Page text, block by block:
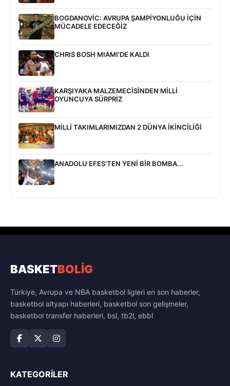
BOGDANOVİC: AVRUPA ŞAMPİYONLUĞU İÇİN
MÜCADELE EDECEĞİZ
CHRIS BOSH MIAMI'DE KALDI
KARŞIYAKA MALZEMECİSİNDEN MİLLİ
OYUNCUYA SÜRPRİZ
MİLLİ TAKIMLARIMIZDAN 2 DÜNYA İKİNCİLİĞİ
ANADOLU EFES'TEN YENİ BİR BOMBA...
BASKETBOLİG
Türkiye, Avrupa ve NBA basketbol ligleri en son haberler,
basketbol altyapı haberleri, basketbol son gelişmeler,
basketbol transfer haberleri, bsl, tb2l, ebbl
KATEGORILER